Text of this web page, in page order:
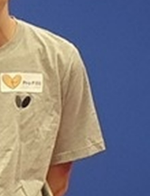
Pályázatok